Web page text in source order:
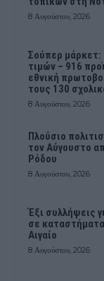
8 Αυγούστου, 2026
Σούπερ μάρκετ:
τιμών – 916
εθνική
τους 130
8 Αυγούστου, 2026
Πλούσιο
τον Αύγουστο
Ρόδου
8 Αυγούστου, 2026
Έξι συλλήψεις
σε
Αιγαίο
8 Αυγούστου, 2026